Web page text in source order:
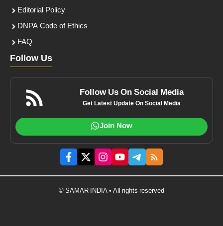
Editorial Policy
DNPA Code of Ethics
FAQ
Follow Us
Follow Us On Social Media
Get Latest Update On Social Media
Join Now
© SAMAR INDIA • All rights reserved